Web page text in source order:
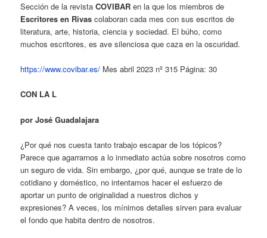
Sección de la revistaCOVIBAR en la que los miembros de
Escritores en Rivas colaboran cada mes con sus escritos de
literatura, arte, historia, ciencia y sociedad. El búho, como
muchos escritores, es ave silenciosa que caza en la oscuridad.
https://www.covibar.es/ Mes abril 2023 nº 315 Página: 30
CON LA L
por José Guadalajara
¿Por qué nos cuesta tanto trabajo escapar de los tópicos?
Parece que agarrarnos a lo inmediato actúa sobre nosotros como
un seguro de vida. Sin embargo, ¿por qué, aunque se trate de lo
cotidiano y doméstico, no intentamos hacer el esfuerzo de
aportar un punto de originalidad a nuestros dichos y
expresiones? A veces, los mínimos detalles sirven para evaluar
el fondo que habita dentro de nosotros.